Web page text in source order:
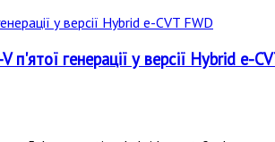
генерації у версії Hybrid e-